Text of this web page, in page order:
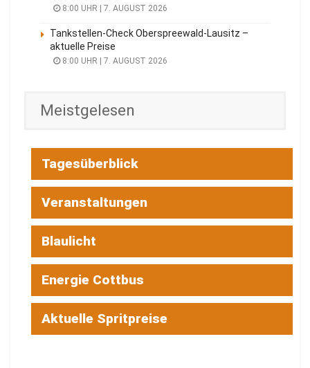
8:00 UHR | 7. AUGUST 2026
Tankstellen-Check Oberspreewald-Lausitz –
aktuelle Preise
8:00 UHR | 7. AUGUST 2026
Meistgelesen
Tagesüberblick
Veranstaltungen
Blaulicht
Energie Cottbus
Aktuelle Spritpreise